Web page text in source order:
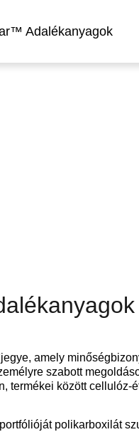
Adalékanyagok
amely
szabott
termékei között cellulóz-
polikarboxilát